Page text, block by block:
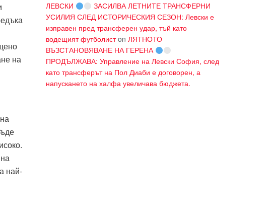
на
най-
ЛЕВСКИ
ЗАСИЛВА ЛЕТНИТЕ ТРАНСФЕРНИ
УСИЛИЯ СЛЕД ИСТОРИЧЕСКИЯ СЕЗОН: Левски е
изправен пред трансферен удар, тъй като
водещият футболистon ЛЯТНОТО
ВЪЗСТАНОВЯВАНЕ НА ГЕРЕНА
ПРОДЪЛЖАВА: Управление на Левски София, след
като трансферът на Пол Диаби е договорен, а
напускането на халфа увеличава бюджета.